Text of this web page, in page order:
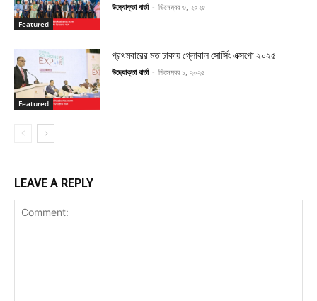
Featured
উদ্যোক্তা বার্তা - ডিসেম্বর ৩, ২০২৫
Featured
প্রথমবারের মত ঢাকায় গ্লোবাল সোর্সিং এক্সপো ২০২৫
উদ্যোক্তা বার্তা - ডিসেম্বর ১, ২০২৫
LEAVE A REPLY